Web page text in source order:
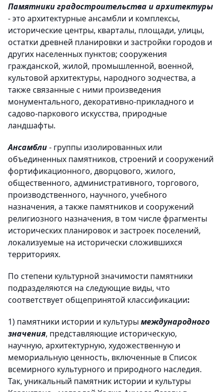
Памятники градостроительства и архитектуры
- это архитектурные ансамбли и комплексы,
исторические центры, кварталы, площади, улицы,
остатки древней планировки и застройки городов и
других населенных пунктов; сооружения
гражданской, жилой, промышленной, военной,
культовой архитектуры, народного зодчества, а
также связанные с ними произведения
монументального, декоративно-прикладного и
садово-паркового искусства, природные
ландшафты.
Ансамбли- группы изолированных или
объединенных памятников, строений и сооружений
фортификационного, дворцового, жилого,
общественного, административного, торгового,
производственного, научного, учебного
назначения, а также памятников и сооружений
религиозного назначения, в том числе фрагменты
исторических планировок и застроек поселений,
локализуемые на исторически сложившихся
территориях.
По степени культурной значимости памятники
подразделяются на следующие виды, что
соответствует общепринятой классификации:
1) памятники истории и культуры международного
значения, представляющие историческую,
научную, архитектурную, художественную и
мемориальную ценность, включенные в Список
всемирного культурного и природного наследия.
Так, уникальный памятник истории и культуры